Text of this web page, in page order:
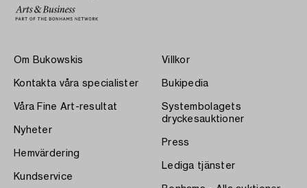
Om Bukowskis
Kontakta våra specialister
Våra Fine Art-resultat
Nyheter
Hemvärdering
Kundservice
Villkor
Bukipedia
Systembolagets
dryckesauktioner
Press
Lediga tjänster